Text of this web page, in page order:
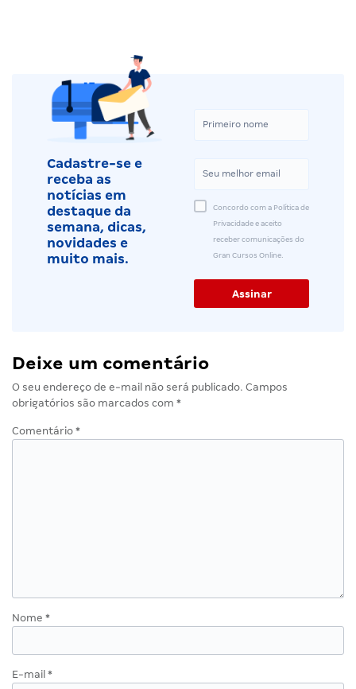
Cadastre-se e
receba as
notícias em
destaque da
semana, dicas,
novidades e
muito mais.
Concordo com a Política de
Privacidade e aceito
receber comunicações do
Gran Cursos Online.
Deixe um comentário
O seu endereço de e-mail não será publicado. Campos
obrigatórios são marcados com *
Comentário *
Nome *
E-mail *